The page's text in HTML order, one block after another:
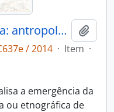
A experiência etnográfica: antropologia e literatura no século XX.
/ 2014 · Item ·
a emergência da
ou etnográfica de